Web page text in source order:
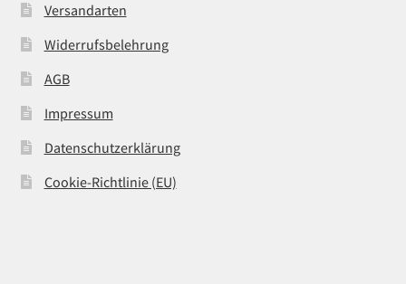
Versandarten
Widerrufsbelehrung
AGB
Impressum
Datenschutzerklärung
Cookie-Richtlinie (EU)